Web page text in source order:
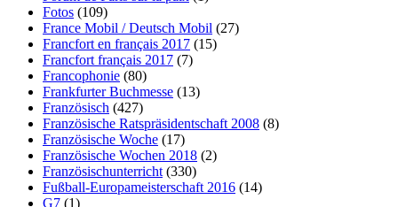
Fotos (109)
France Mobil / Deutsch Mobil (27)
Francfort en français 2017 (15)
Francfort français 2017 (7)
Francophonie (80)
Frankfurter Buchmesse (13)
Französisch (427)
Französische Ratspräsidentschaft 2008 (8)
Französische Woche (17)
Französische Wochen 2018 (2)
Französischunterricht (330)
Fußball-Europameisterschaft 2016 (14)
G7 (1)